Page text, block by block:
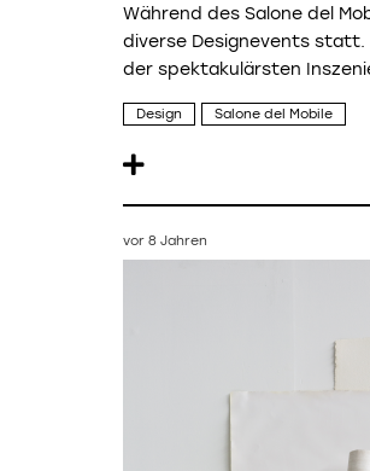
Während des Salone del
diverse Designevents statt.
der spektakulärsten
Design Salone del Mobile
vor 8 Jahren